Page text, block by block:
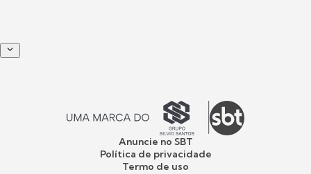
Anuncie no SBT
Política de privacidade
Termo de uso